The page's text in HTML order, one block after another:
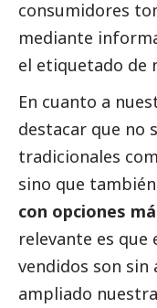
consumidores
mediante
el etiquetado de
En cuanto a
destacar que no
tradicionales
sino que también
con opciones
relevante es que
vendidos son sin
ampliado